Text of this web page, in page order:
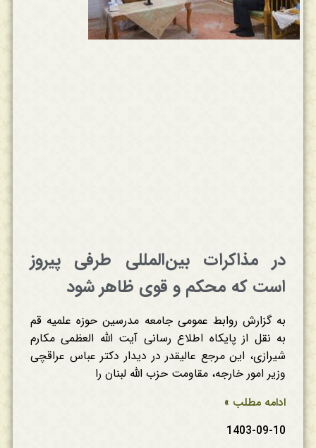
در مذاکرات بین‌المللی طرفی پیروز
است که محکم و قوی ظاهر شود
به گزارش روابط عمومی جامعه مدرسین حوزه علمیه قم
به نقل از پایکاه اطلاع رسانی آیت الله العظمی مکارم
شیرازی، این مرجع عالیقدر در دیدار دکتر عباس عراقچی
وزیر امور خارجه، مقاومت حزب الله لبنان را
ادامه مطلب »
1403-09-10